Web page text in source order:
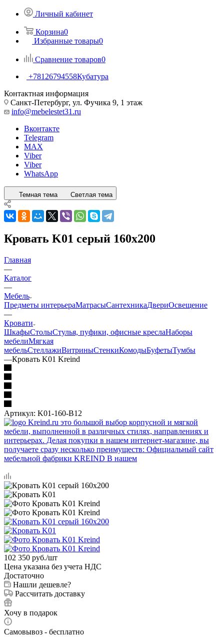
Личный кабинет
Корзина0
Избранные товары0
Сравнение товаров0
+78126794558Кубатура
Контактная информация
Санкт-Петербург, ул. Фучика 9, 1 этаж
info@mebelestet31.ru
Вконтакте
Telegram
MAX
Viber
Viber
WhatsApp
Темная тема Светлая тема
Кровать K01 серый 160x200
Главная
—
Каталог
—
Мебель
Предметы интерьераМатрасыСантехникаДвериОсвещение
—
Кровати
ШкафыСтолыСтулья, пуфики, офисные креслаНаборы
мебелиМягкая
мебельСтеллажиВитриныСтенкиКомодыБуфетыТумбы
—Кровать K01 Kreind
Артикул: K01-160-B12
102 350 руб./шт
Цена указана без учета НДС
Достаточно
Нашли дешевле?
Рассчитать доставку
Хочу в подарок
Самовывоз - бесплатно